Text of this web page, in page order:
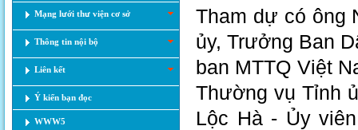
Mạng lưới thư viện cơ sở
Thông tin nội bộ
Liên kết
Ý kiến bạn đọc
WWW5
​Tham dự có ông
ủy, Trưởng Ban
ban MTTQ Việt
Thường vụ Tỉnh
Lộc Hà - Ủy